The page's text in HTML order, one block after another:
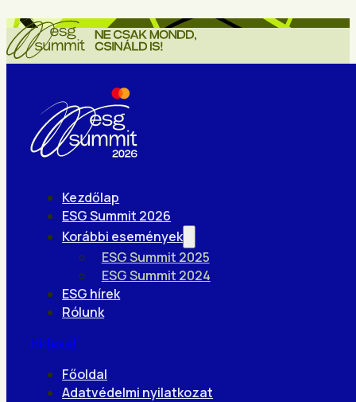
Kezdőlap
ESG Summit 2026
Korábbi események
ESG Summit 2025
ESG Summit 2024
ESG hírek
Rólunk
Hírlevél
Főoldal
Adatvédelmi nyilatkozat